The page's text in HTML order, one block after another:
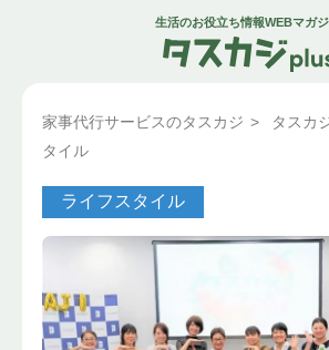
生活のお役立ち情報WEBマガ
家事代行サービスのタスカジ > タスカ
タイル
ライフスタイル